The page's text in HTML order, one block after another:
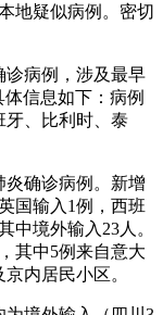
地疑似病例。密切
诊病例，涉及最早
信息如下：病例
牙、比利时、泰
炎确诊病例。新增
国输入1例，西班
中境外输入23人。
其中5例来自意大
内居民小区。